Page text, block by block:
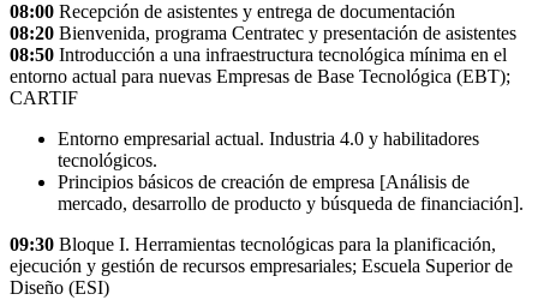
08:00 Recepción de asistentes y entrega de documentación
08:20 Bienvenida, programa Centratec y presentación de asistentes
08:50 Introducción a una infraestructura tecnológica mínima en el
entorno actual para nuevas Empresas de Base Tecnológica (EBT);
CARTIF
Entorno empresarial actual. Industria 4.0 y habilitadores
tecnológicos.
Principios básicos de creación de empresa [Análisis de
mercado, desarrollo de producto y búsqueda de financiación].
09:30 Bloque I. Herramientas tecnológicas para la planificación,
ejecución y gestión de recursos empresariales; Escuela Superior de
Diseño (ESI)